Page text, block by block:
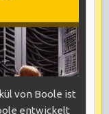
von Boole ist
entwickelt